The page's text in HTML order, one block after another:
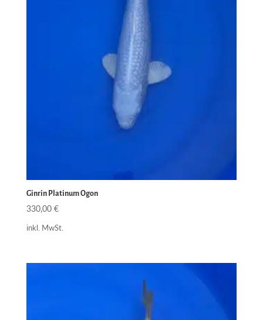
Ginrin Platinum Ogon
330,00 €
inkl. MwSt.